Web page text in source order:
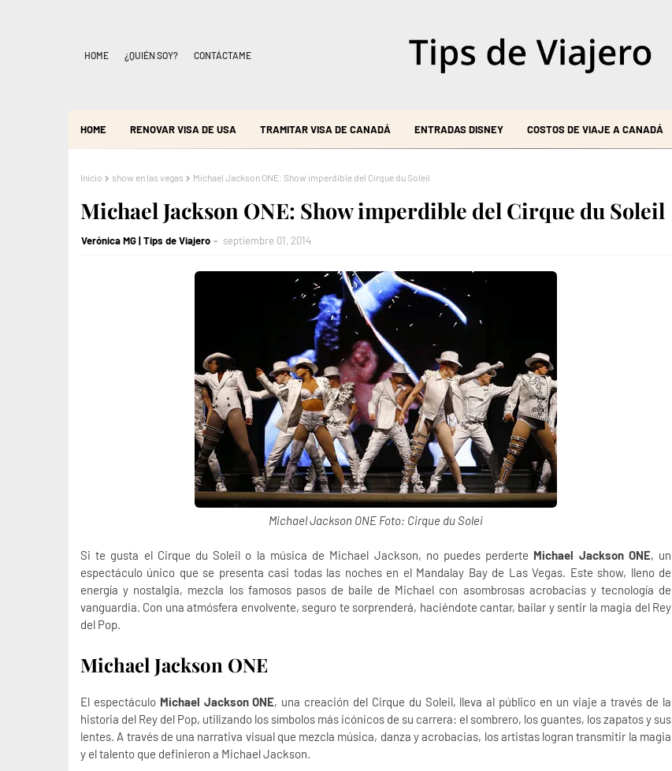
HOME ¿QUIÉN SOY? CONTÁCTAME
HOME RENOVAR VISA DE USA TRAMITAR VISA DE CANADÁ ENTRADAS DISNEY COSTOS DE VIAJE A CANADÁ
Inicio show en las vegas Michael Jackson ONE: Show imperdible del Cirque du Soleil
Michael Jackson ONE: Show imperdible del Cirque du Soleil
Verónica MG | Tips de Viajero septiembre 01, 2014
Michael Jackson ONE Foto: Cirque du Solei
Si te gusta el Cirque du Soleil o la música de Michael Jackson, no puedes perderte Michael Jackson ONE, un
espectáculo único que se presenta casi todas las noches en el Mandalay Bay de Las Vegas. Este show, lleno de
energía y nostalgia, mezcla los famosos pasos de baile de Michael con asombrosas acrobacias y tecnología de
vanguardia. Con una atmósfera envolvente, seguro te sorprenderá, haciéndote cantar, bailar y sentir la magia del Rey
del Pop.
Michael Jackson ONE
El espectáculo Michael Jackson ONE, una creación del Cirque du Soleil, lleva al público en un viaje a través de la
historia del Rey del Pop, utilizando los símbolos más icónicos de su carrera: el sombrero, los guantes, los zapatos y sus
lentes. A través de una narrativa visual que mezcla música, danza y acrobacias, los artistas logran transmitir la magia
y el talento que definieron a Michael Jackson.